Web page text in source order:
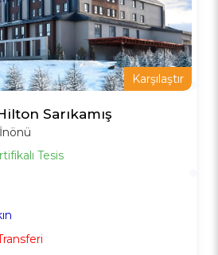
Karşılaştır
Sarıkamış
Tesis